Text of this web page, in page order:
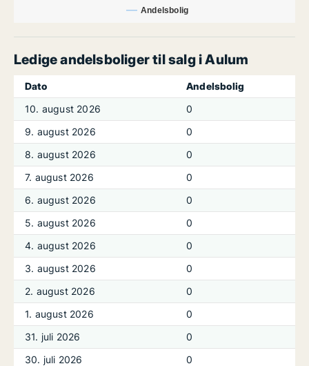
Andelsbolig
Ledige andelsboliger til salg i Aulum
Dato
Andelsbolig
10. august 2026
0
9. august 2026
0
8. august 2026
0
7. august 2026
0
6. august 2026
0
5. august 2026
0
4. august 2026
0
3. august 2026
0
2. august 2026
0
1. august 2026
0
31. juli 2026
0
30. juli 2026
0